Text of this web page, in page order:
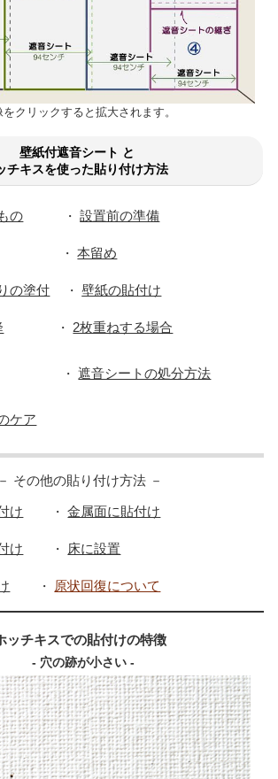
をクリックすると拡大されます。
壁紙付遮音シート と
チキスを使った貼り付け方法
の ・設置前の準備
本留め
の塗付 ・壁紙の貼付け
・ 2枚重ねする場合
・遮音シートの処分方法
ケア
－ その他の貼り付け方法 －
け ・金属面に貼付け
け ・ 床に設置
・ 原状回復について
ッチキスでの貼付けの特徴
- 穴の跡が小さい -